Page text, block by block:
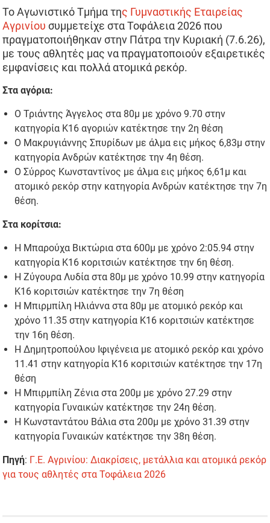
Το Αγωνιστικό Τμήμα της Γυμναστικής Εταιρείας
Αγρινίου συμμετείχε στα Τοφάλεια 2026 που
πραγματοποιήθηκαν στην Πάτρα την Κυριακή (7.6.26),
με τους αθλητές μας να πραγματοποιούν εξαιρετικές
εμφανίσεις και πολλά ατομικά ρεκόρ.
Στα αγόρια:
Ο Τριάντης Άγγελος στα 80μ με χρόνο 9.70 στην
κατηγορία Κ16 αγοριών κατέκτησε την 2η θέση
Ο Μακρυγιάννης Σπυρίδων με άλμα εις μήκος 6,83μ στην
κατηγορία Ανδρών κατέκτησε την 4η θέση.
Ο Σύρρος Κωνσταντίνος με άλμα εις μήκος 6,61μ και
ατομικό ρεκόρ στην κατηγορία Ανδρών κατέκτησε την 7η
θέση.
Στα κορίτσια:
Η Μπαρούχα Βικτώρια στα 600μ με χρόνο 2:05.94 στην
κατηγορία Κ16 κοριτσιών κατέκτησε την 6η θέση.
Η Ζύγουρα Λυδία στα 80μ με χρόνο 10.99 στην κατηγορία
Κ16 κοριτσιών κατέκτησε την 7η θέση
Η Μπιρμπίλη Ηλιάννα στα 80μ με ατομικό ρεκόρ και
χρόνο 11.35 στην κατηγορία Κ16 κοριτσιών κατέκτησε
την 16η θέση.
Η Δημητροπούλου Ιφιγένεια με ατομικό ρεκόρ και χρόνο
11.41 στην κατηγορία Κ16 κοριτσιών κατέκτησε την 17η
θέση
Η Μπιρμπίλη Ζένια στα 200μ με χρόνο 27.29 στην
κατηγορία Γυναικών κατέκτησε την 24η θέση.
Η Κωνσταντάτου Βάλια στα 200μ με χρόνο 31.39 στην
κατηγορία Γυναικών κατέκτησε την 38η θέση.
Πηγή: Γ.Ε. Αγρινίου: Διακρίσεις, μετάλλια και ατομικά ρεκόρ
για τους αθλητές στα Τοφάλεια 2026